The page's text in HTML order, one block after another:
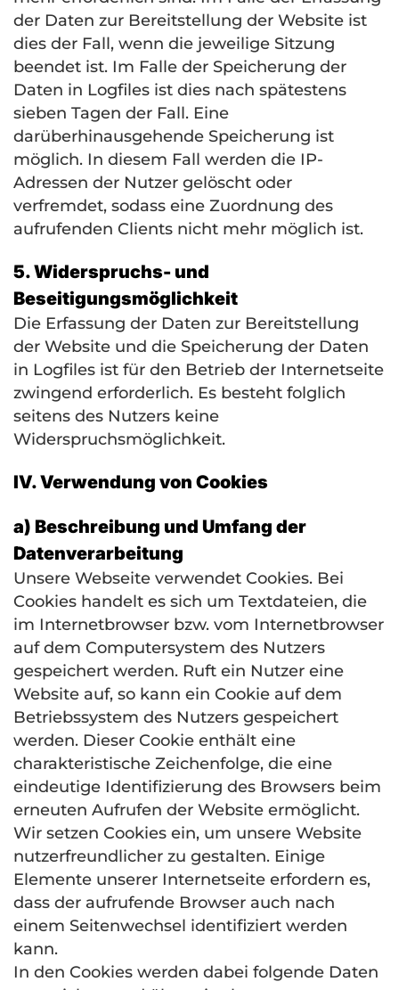
der Daten zur Bereitstellung der Website ist
dies der Fall, wenn die jeweilige Sitzung
beendet ist. Im Falle der Speicherung der
Daten in Logfiles ist dies nach spätestens
sieben Tagen der Fall. Eine
darüberhinausgehende Speicherung ist
möglich. In diesem Fall werden die IP-
Adressen der Nutzer gelöscht oder
verfremdet, sodass eine Zuordnung des
aufrufenden Clients nicht mehr möglich ist.
5. Widerspruchs- und
Beseitigungsmöglichkeit
Die Erfassung der Daten zur Bereitstellung
der Website und die Speicherung der Daten
in Logfiles ist für den Betrieb der Internetseite
zwingend erforderlich. Es besteht folglich
seitens des Nutzers keine
Widerspruchsmöglichkeit.
IV. Verwendung von Cookies
a) Beschreibung und Umfang der
Datenverarbeitung
Unsere Webseite verwendet Cookies. Bei
Cookies handelt es sich um Textdateien, die
im Internetbrowser bzw. vom Internetbrowser
auf dem Computersystem des Nutzers
gespeichert werden. Ruft ein Nutzer eine
Website auf, so kann ein Cookie auf dem
Betriebssystem des Nutzers gespeichert
werden. Dieser Cookie enthält eine
charakteristische Zeichenfolge, die eine
eindeutige Identifizierung des Browsers beim
erneuten Aufrufen der Website ermöglicht.
Wir setzen Cookies ein, um unsere Website
nutzerfreundlicher zu gestalten. Einige
Elemente unserer Internetseite erfordern es,
dass der aufrufende Browser auch nach
einem Seitenwechsel identifiziert werden
kann.
In den Cookies werden dabei folgende Daten